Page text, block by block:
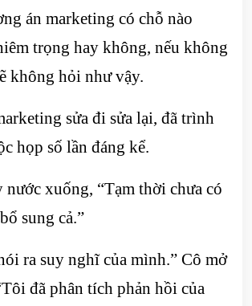
án marketing có chỗ nào
trọng hay không, nếu không
không hỏi như vậy.
sửa đi sửa lại, đã trình
họp số lần đáng kể.
nước xuống, “Tạm thời chưa có
sung cả.”
ra suy nghĩ của mình.” Cô mở
đã phân tích phản hồi của